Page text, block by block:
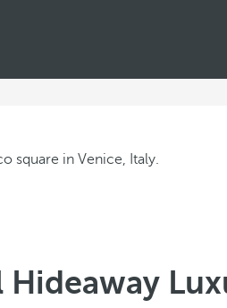
Hideaway